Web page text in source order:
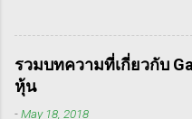
ตระหนก" ดัง
ราคาหุ้นร่วงท
แต่ trader ทน
นานก็คือชื่อ
We Made
เขียนร่วมกับ
Trading
รวมบทความที่เกี่ยวกับ
หุ้น
-May 18, 2018